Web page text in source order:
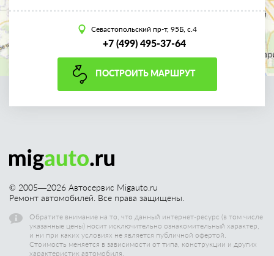
Севастопольский пр-т, 95Б, с.4
+7 (499) 495-37-64
ПОСТРОИТЬ МАРШРУТ
© 2005—2026 Автосервис Migauto.ru
Ремонт автомобилей. Все права защищены.
Обратите внимание на то, что данный интернет-ресурс (в том числе
указанные цены) носит исключительно ознакомительный характер,
и ни при каких условиях не является публичной офертой.
Стоимость меняется в зависимости от типа, конструкции и других
характеристик автомобиля.